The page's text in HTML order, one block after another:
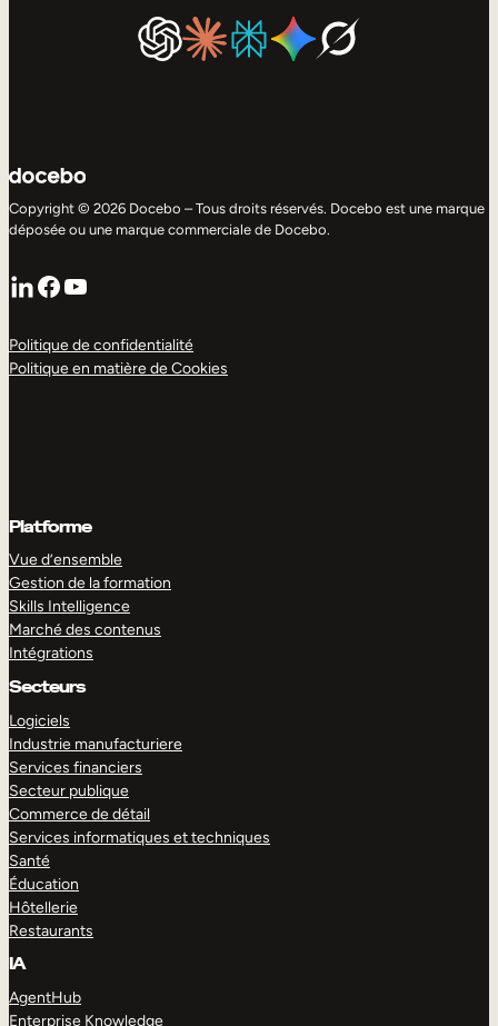
Copyright © 2026 Docebo – Tous droits réservés. Docebo est une marque
déposée ou une marque commerciale de Docebo.
LinkedIn
Facebook
YouTube
Politique de confidentialité
Politique en matière de Cookies
Platforme
Vue d’ensemble
Gestion de la formation
Skills Intelligence
Marché des contenus
Intégrations
Secteurs
Logiciels
Industrie manufacturiere
Services financiers
Secteur publique
Commerce de détail
Services informatiques et techniques
Santé
Éducation
Hôtellerie
Restaurants
IA
AgentHub
Enterprise Knowledge